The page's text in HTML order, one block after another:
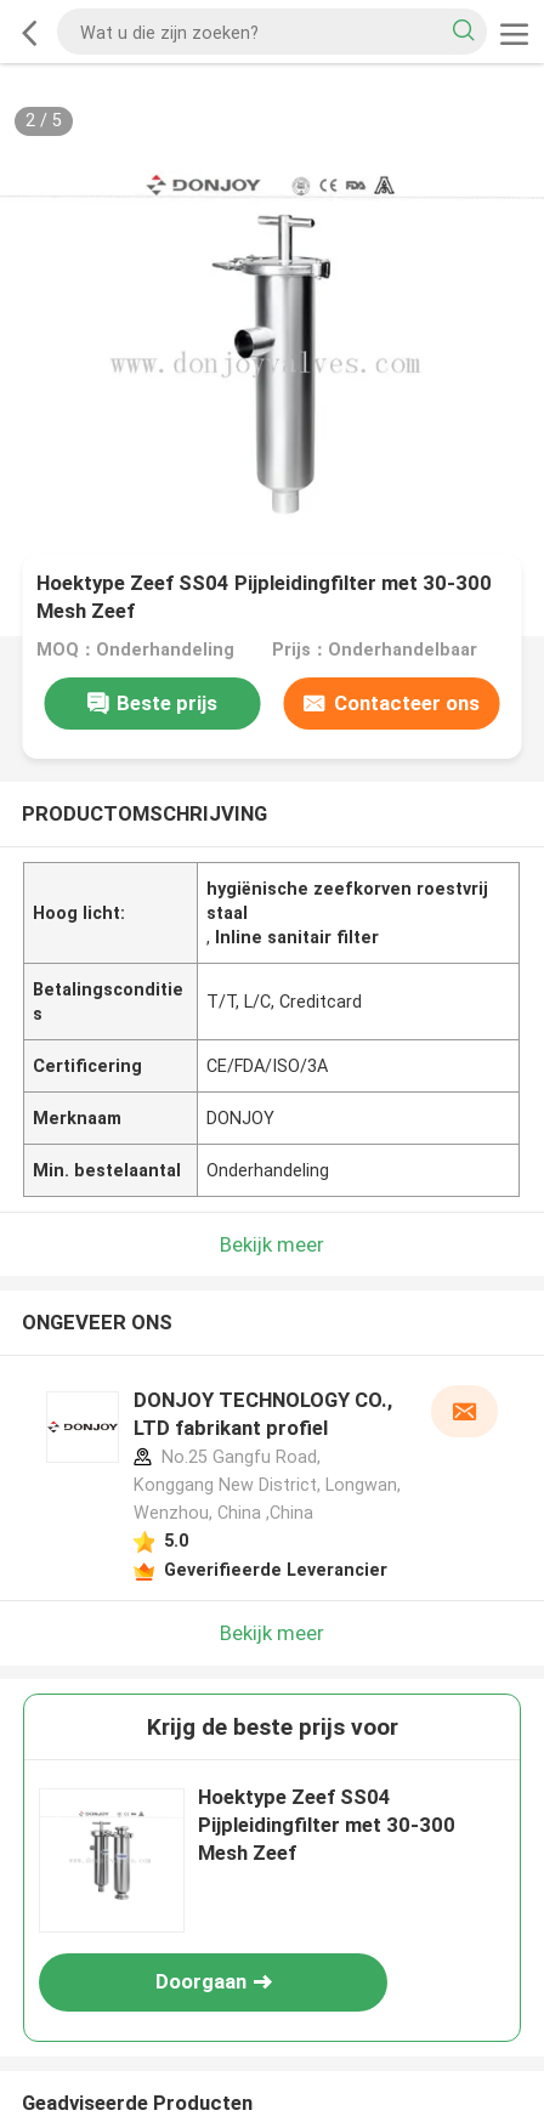
2/ 5
Hoektype Zeef SS04 Pijpleidingfilter met 30-300
Mesh Zeef
MOQ：Onderhandeling Prijs：Onderhandelbaar
Beste prijs Contacteer ons
PRODUCTOMSCHRIJVING
Hoog licht:
hygiënische zeefkorven roestvrij
staal
, Inline sanitair filter
Betalingsconditie
s
T/T, L/C, Creditcard
Certificering CE/FDA/ISO/3A
Merknaam DONJOY
Min. bestelaantal Onderhandeling
Bekijk meer
ONGEVEER ONS
DONJOY TECHNOLOGY CO.,
LTD fabrikant profiel
No.25 Gangfu Road,
Konggang New District, Longwan,
Wenzhou, China ,China
5.0
Geverifieerde Leverancier
Bekijk meer
Krijg de beste prijs voor
Hoektype Zeef SS04
Pijpleidingfilter met 30-300
Mesh Zeef
Doorgaan
Geadviseerde Producten